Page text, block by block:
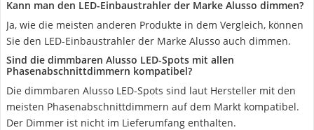
Kann man den LED-Einbaustrahler der Marke Alusso dimmen?
Ja, wie die meisten anderen Produkte in dem Vergleich, können
Sie den LED-Einbaustrahler der Marke Alusso auch dimmen.
Sind die dimmbaren Alusso LED-Spots mit allen
Phasenabschnittdimmern kompatibel?
Die dimmbaren Alusso LED-Spots sind laut Hersteller mit den
meisten Phasenabschnittdimmern auf dem Markt kompatibel.
Der Dimmer ist nicht im Lieferumfang enthalten.